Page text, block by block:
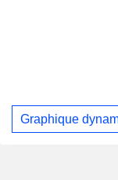
Graphique